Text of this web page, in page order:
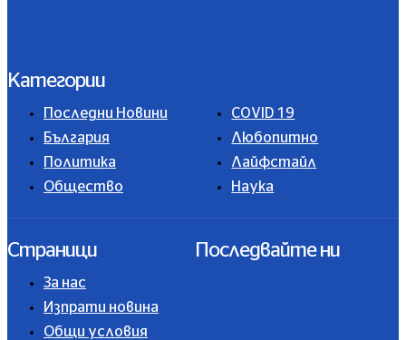
Категории
Последни Новини
България
Политика
Общество
COVID 19
Любопитно
Лайфстайл
Наука
Страници
За нас
Изпрати новина
Общи условия
Последвайте ни